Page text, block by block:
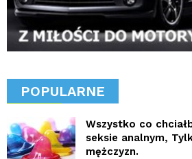
POPULARNE
Wszystko co
seksie analnym,
mężczyzn.